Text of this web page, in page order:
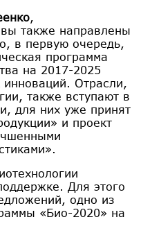
,
также направлены
в первую очередь,
программа
на 2017-2025
Отрасли,
также вступают в
для них уже принят
и проект
Для этого
одно из
«Био-2020» на